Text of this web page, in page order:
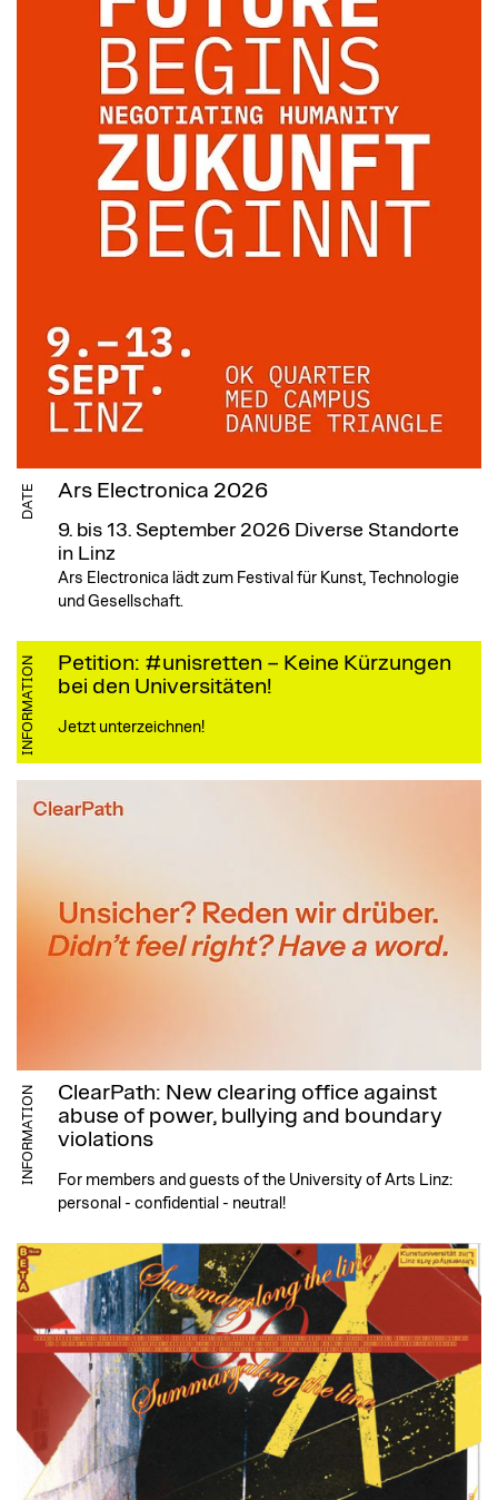
DATE Ars Electronica 2026
9. bis 13. September 2026 Diverse Standorte
in Linz
Ars Electronica lädt zum Festival für Kunst, Technologie
und Gesellschaft.
INFORMATION
Petition: #unisretten – Keine Kürzungen
bei den Universitäten!
Jetzt unterzeichnen!
INFORMATION
ClearPath: New clearing office against
abuse of power, bullying and boundary
violations
For members and guests of the University of Arts Linz:
personal - confidential - neutral!